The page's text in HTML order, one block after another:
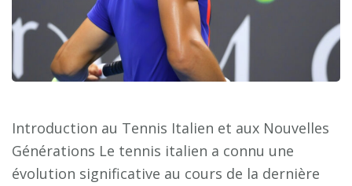
Introduction au Tennis Italien et aux Nouvelles
Générations Le tennis italien a connu une
évolution significative au cours de la dernière